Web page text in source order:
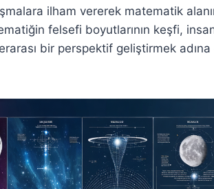
ilham vererek matematik
felsefi boyutlarının keşfi,
bir perspektif geliştirmek